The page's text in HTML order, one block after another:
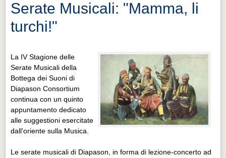
Serate Musicali: "Mamma, li
turchi!"
La IV Stagione delle
Serate Musicali della
Bottega dei Suoni di
Diapason Consortium
continua con un quinto
appuntamento dedicato
alle suggestioni esercitate
dall'oriente sulla Musica.
Le serate musicali di Diapason, in forma di lezione-concerto ad